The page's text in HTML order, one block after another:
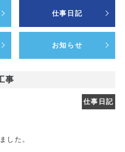
仕事日記
お知らせ
事
仕事日記
した。